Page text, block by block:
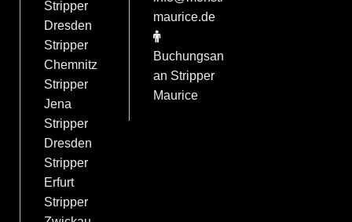
Stripper
Dresden
Stripper
Chemnitz
Stripper
Jena
Stripper
Dresden
Stripper
Erfurt
Stripper
maurice.de
Buchungsanfrage
an Stripper
Maurice